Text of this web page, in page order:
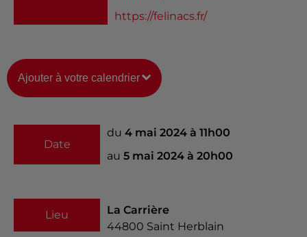
https://felinacs.fr/
Ajouter à votre calendrier
Date
du 4 mai 2024 à 11h00
au 5 mai 2024 à 20h00
Lieu
La Carrière
44800 Saint Herblain